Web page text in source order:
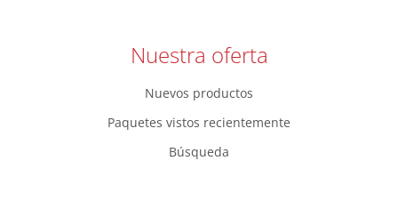
Nuestra oferta
Nuevos productos
Paquetes vistos recientemente
Búsqueda